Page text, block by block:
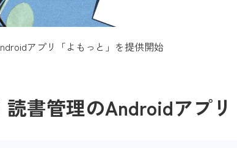
アプリ「よもっと」を提供開始
書管理のAndroidアプ